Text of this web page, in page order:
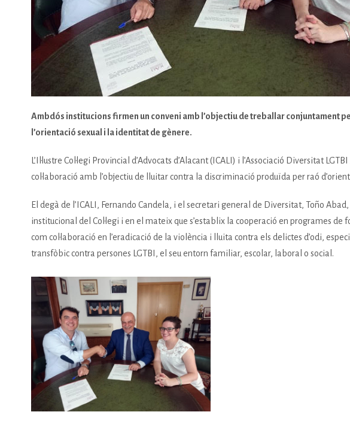
Ambdós institucions firmen un conveni amb l’objectiu de treballar conjuntament
l’orientació sexual i la identitat de gènere.
L’Il·lustre Col·legi Provincial d’Advocats d’Alacant (ICALI) i l’Associació Diversitat
col·laboració amb l’objectiu de lluitar contra la discriminació produïda per raó
El degà de l’ICALI, Fernando Candela, i el secretari general de Diversitat, Toño
institucional del Col·legi i en el mateix que s’establix la cooperació en programes
com col·laboració en l’eradicació de la violència i lluita contra els delictes d’odi,
transfòbic contra persones LGTBI, el seu entorn familiar, escolar, laboral o social.